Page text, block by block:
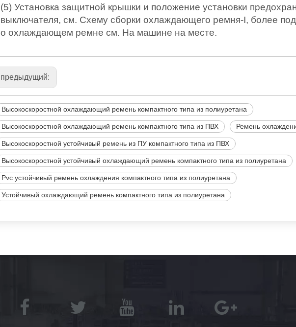
(5) Установка защитной крышки и положение установки
выключателя, см. Схему сборки охлаждающего ремня-I, более
о охлаждающем ремне см. На машине на месте.
предыдущий:
Высокоскоростной охлаждающий ремень компактного типа из полиуретана
Высокоскоростной охлаждающий ремень компактного типа из ПВХ Ремень
Высокоскоростной устойчивый ремень из ПУ компактного типа из ПВХ
Высокоскоростной устойчивый охлаждающий ремень компактного типа из полиуретана
Pvc устойчивый ремень охлаждения компактного типа из полиуретана
Устойчивый охлаждающий ремень компактного типа из полиуретана